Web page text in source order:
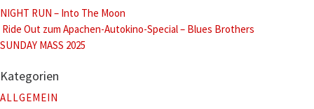
NIGHT RUN – Into The Moon
Ride Out zum Apachen-Autokino-Special – Blues Brothers
SUNDAY MASS 2025
Kategorien
ALLGEMEIN